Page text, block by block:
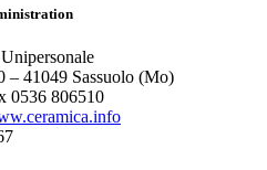
– 41049 Sassuolo (Mo)
0536 806510